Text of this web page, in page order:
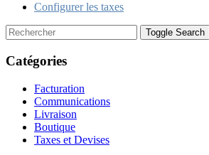
Configurer les taxes
Toggle Search
Catégories
Facturation
Communications
Livraison
Boutique
Taxes et Devises